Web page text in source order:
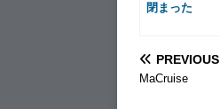
閉まった
PREVIOUS
MaCruise